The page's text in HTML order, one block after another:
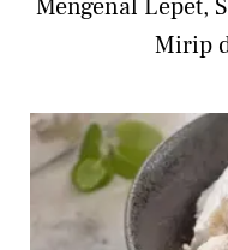
Mengenal Lepet,
Mirip